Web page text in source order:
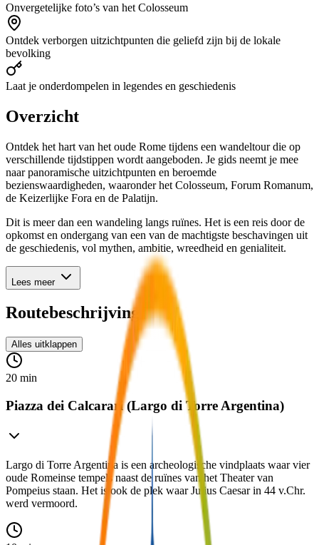
Onvergetelijke foto’s van het Colosseum
Ontdek verborgen uitzichtpunten die geliefd zijn bij de lokale
bevolking
Laat je onderdompelen in legendes en geschiedenis
Overzicht
Ontdek het hart van het oude Rome tijdens een wandeltour die op
verschillende tijdstippen wordt aangeboden. Je gids neemt je mee
naar panoramische uitzichtpunten en beroemde
bezienswaardigheden, waaronder het Colosseum, Forum Romanum,
de Keizerlijke Fora en de Palatijn.
Dit is meer dan een wandeling langs ruïnes. Het is een reis door de
opkomst en ondergang van een van de machtigste beschavingen uit
de geschiedenis, vol mythen, ambitie, wreedheid en genialiteit.
Lees meer
Routebeschrijving
Alles uitklappen
20 min
Piazza dei Calcarari (Largo di Torre Argentina)
Largo di Torre Argentina is een archeologische vindplaats waar vier
oude Romeinse tempels naast de ruïnes van het Theater van
Pompeius staan. Het is ook de plek waar Julius Caesar in 44 v.Chr.
werd vermoord.